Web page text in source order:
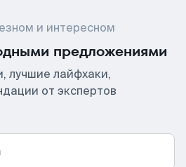
и интересном
предложениями
лучшие лайфхаки,
от экспертов